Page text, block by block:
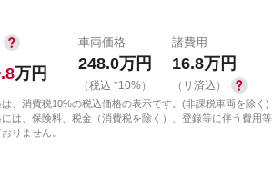
.8万円
車両価格
248.0万円
（税込 *10%）
諸費用
16.8万円
（リ済込）
、消費税10%の税込価格の表示です。(非課税車両を除く)
は、保険料、税金（消費税を除く）、登録等に伴う費用等
りません。